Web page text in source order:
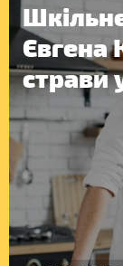
Євгена
страви